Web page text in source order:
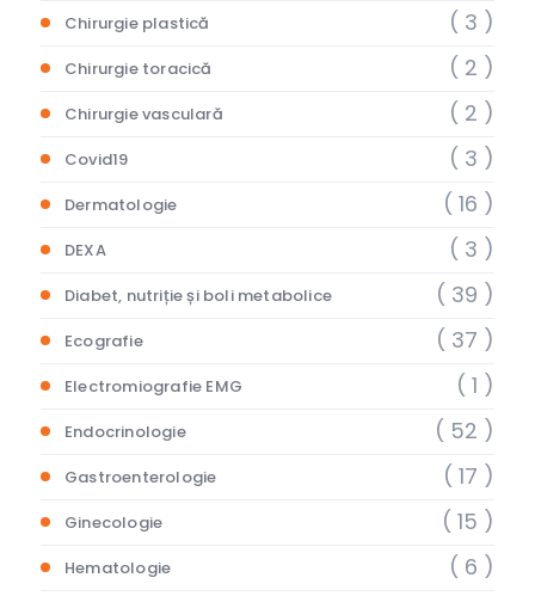
Chirurgie plastică ( 3 )
Chirurgie toracică ( 2 )
Chirurgie vasculară ( 2 )
Covid19 ( 3 )
Dermatologie ( 16 )
DEXA ( 3 )
Diabet, nutriție și boli metabolice ( 39 )
Ecografie ( 37 )
Electromiografie EMG ( 1 )
Endocrinologie ( 52 )
Gastroenterologie ( 17 )
Ginecologie ( 15 )
Hematologie ( 6 )